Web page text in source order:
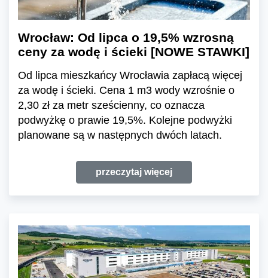
Wrocław: Od lipca o 19,5% wzrosną
ceny za wodę i ścieki [NOWE STAWKI]
Od lipca mieszkańcy Wrocławia zapłacą więcej
za wodę i ścieki. Cena 1 m3 wody wzrośnie o
2,30 zł za metr sześcienny, co oznacza
podwyżkę o prawie 19,5%. Kolejne podwyżki
planowane są w następnych dwóch latach.
przeczytaj więcej